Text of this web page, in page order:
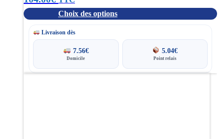
Choix des options
page
du
Livraison dès
7.56€
Domicile
5.04€
Point relais